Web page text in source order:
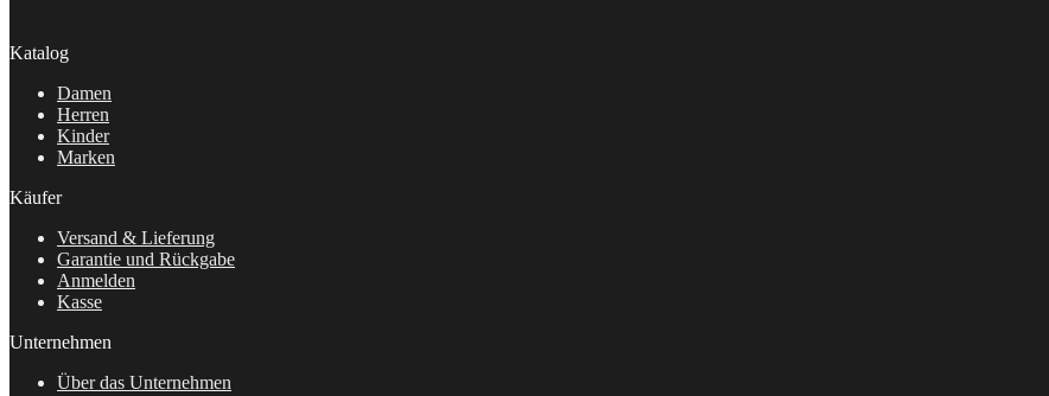
Katalog
Damen
Herren
Kinder
Marken
Käufer
Versand & Lieferung
Garantie und Rückgabe
Anmelden
Kasse
Unternehmen
Über das Unternehmen